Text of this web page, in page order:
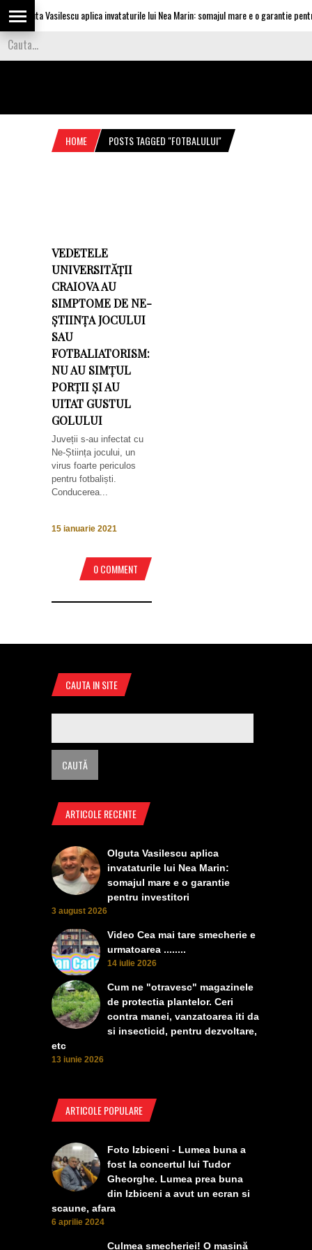
Olguta Vasilescu aplica invataturile lui Nea Marin: somajul mare e o garantie
HOME POSTS TAGGED "FOTBALULUI"
VEDETELE
UNIVERSITĂȚII
CRAIOVA AU
SIMPTOME DE NE-
ȘTIINȚA JOCULUI
SAU
FOTBALIATORISM:
NU AU SIMȚUL
PORȚII ȘI AU
UITAT GUSTUL
GOLULUI
Juveții s-au infectat cu
Ne-Știința jocului, un
virus foarte periculos
pentru fotbaliști.
Conducerea...
15 ianuarie 2021
0 COMMENT
CAUTA IN SITE
ARTICOLE RECENTE
Olguta Vasilescu aplica
invataturile lui Nea Marin:
somajul mare e o garantie
pentru investitori
3 august 2026
Video Cea mai tare smecherie e
urmatoarea ........
14 iulie 2026
Cum ne "otravesc" magazinele
de protectia plantelor. Ceri
contra manei, vanzatoarea iti da
si insecticid, pentru dezvoltare,
etc
13 iunie 2026
ARTICOLE POPULARE
Foto Izbiceni - Lumea buna a
fost la concertul lui Tudor
Gheorghe. Lumea prea buna
din Izbiceni a avut un ecran si
scaune, afara
6 aprilie 2024
Culmea smecheriei! O mașină